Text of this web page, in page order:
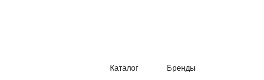
Каталог Бренды